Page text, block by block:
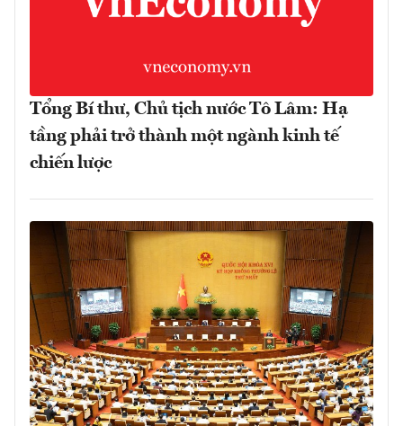
Tổng Bí thư, Chủ tịch nước Tô Lâm: Hạ
tầng phải trở thành một ngành kinh tế
chiến lược